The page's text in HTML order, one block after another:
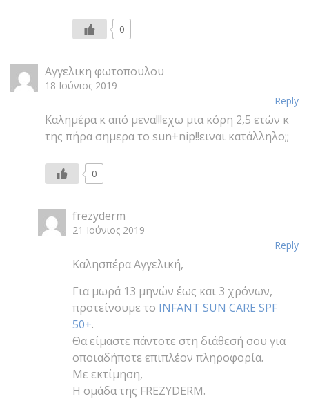
0
Αγγελικη φωτοπουλου
18 Ιούνιος 2019
Reply
Καλημέρα κ από μενα!!!εχω μια κόρη 2,5 ετών κ
της πήρα σημερα το sun+nip!!ειναι κατάλληλο;;
0
frezyderm
21 Ιούνιος 2019
Reply
Καλησπέρα Αγγελική,
Για μωρά 13 μηνών έως και 3 χρόνων,
προτείνουμε το INFANT SUN CARE SPF
50+.
Θα είμαστε πάντοτε στη διάθεσή σου για
οποιαδήποτε επιπλέον πληροφορία.
Με εκτίμηση,
Η ομάδα της FREZYDERM.